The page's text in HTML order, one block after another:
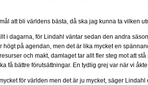
att bli världens bästa, då ska jag kunna ta vilken
i dagarna, för Lindahl väntar sedan den andra
högt på agendan, men det är lika mycket en
och makt, damlaget tar allt fler steg mot att
få bättre förutsättningar. En tydlig grej var när vi
för världen men det är ju mycket, säger